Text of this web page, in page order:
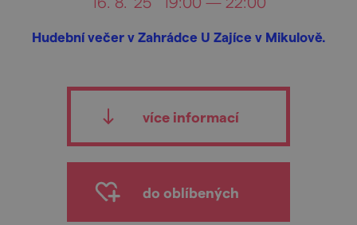
Hudební večer v Zahrádce U Zajíce v Mikulově.
více informací
do oblíbených